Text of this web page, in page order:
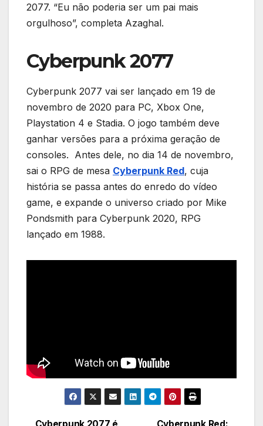
2077. “Eu não poderia ser um pai mais
orgulhoso”, completa Azaghal.
Cyberpunk 2077
Cyberpunk 2077 vai ser lançado em 19 de
novembro de 2020 para PC, Xbox One,
Playstation 4 e Stadia. O jogo também deve
ganhar versões para a próxima geração de
consoles. Antes dele, no dia 14 de novembro,
sai o RPG de mesa Cyberpunk Red, cuja
história se passa antes do enredo do vídeo
game, e expande o universo criado por Mike
Pondsmith para Cyberpunk 2020, RPG
lançado em 1988.